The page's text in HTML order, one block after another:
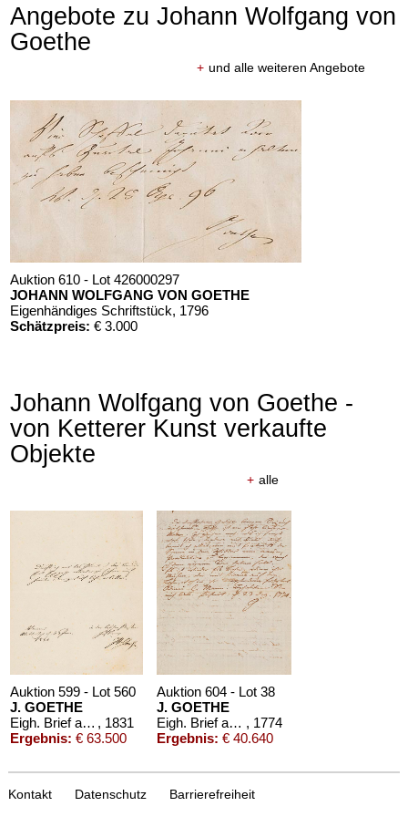
Angebote zu Johann Wolfgang von
Goethe
+ und alle weiteren Angebote
Auktion 610 - Lot 426000297
JOHANN WOLFGANG VON GOETHE
Eigenhändiges Schriftstück, 1796
Schätzpreis: € 3.000
Auktion 610 - Lot 426000325
Schätzpreis:€ 1.500
Johann Wolfgang von Goethe -
von Ketterer Kunst verkaufte
Objekte
+ alle
Auktion 599 - Lot 560
J. GOETHE
Eigh. Brief an A. von Humboldt. 1/2 S. , 1831
Ergebnis: € 63.500
Auktion 604 - Lot 38
J. GOETHE
Eigh. Brief an Boie, 1774 , 1774
Ergebnis: € 40.640
Kontakt Datenschutz Barrierefreiheit